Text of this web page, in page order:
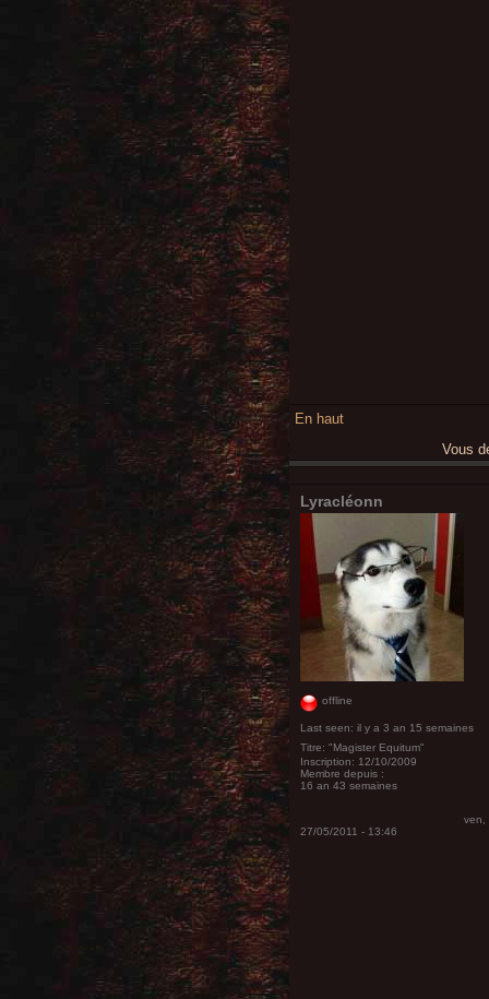
En haut
Vous
Lyracléonn
offline
Last seen: il y a 3 an 15 semaines
Titre: "Magister Equitum"
Inscription: 12/10/2009
Membre depuis :
16 an 43 semaines
ven,
27/05/2011 - 13:46